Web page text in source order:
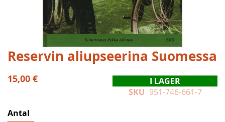
Hoppa
till
början
av
Reservin aliupseerina Suomessa
15,00 €
I LAGER
SKU 951-746-661-7
Antal